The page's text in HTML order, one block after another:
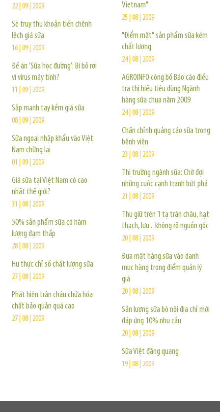
22 | 09 | 2009
Sẽ truy thu khoản tiền chênh
lệch giá sữa
16 | 09 | 2009
Đề án ’Sữa học đường’: Bị bỏ rơi
vì virus máy tính?
11 | 09 | 2009
Sắp mạnh tay kềm giá sữa
08 | 09 | 2009
Sữa ngoại nhập khẩu vào Việt
Nam chững lại
01 | 09 | 2009
Giá sữa tại Việt Nam có cao
nhất thế giới?
31 | 08 | 2009
50% sản phẩm sữa có hàm
lượng đạm thấp
28 | 08 | 2009
Hư thực chỉ số chất lượng sữa
27 | 08 | 2009
Phát hiện trân châu chứa hóa
chất bảo quản quá cao
27 | 08 | 2009
Vietnam"
25 | 08 | 2009
"Điểm mặt" sản phẩm sữa kém
chất lượng
24 | 08 | 2009
AGROINFO công bố Báo cáo điều
tra thị hiếu tiêu dùng Ngành
hàng sữa chua năm 2009
24 | 08 | 2009
Chấn chỉnh quảng cáo sữa trong
bệnh viện
23 | 08 | 2009
Thị trường ngành sữa: Chờ đợi
những cuộc cạnh tranh bứt phá
21 | 08 | 2009
Thu giữ trên 1 tạ trân châu, hạt
thạch, lựu... không rõ nguồn gốc
20 | 08 | 2009
Đưa mặt hàng sữa vào danh
mục hàng trọng điểm quản lý
giá
20 | 08 | 2009
Sản lượng sữa bò nội địa chỉ mới
đáp ứng 10% nhu cầu
20 | 08 | 2009
Sữa Việt đăng quang
19 | 08 | 2009